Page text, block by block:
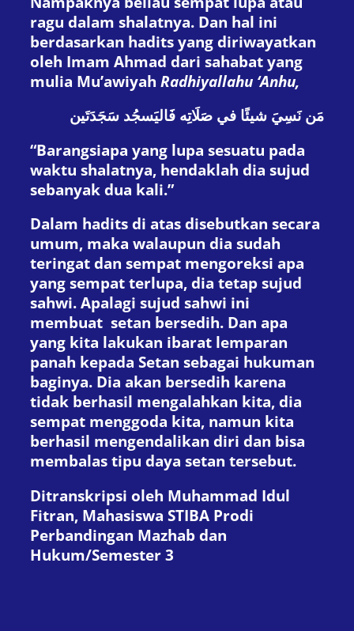
ragu dalam shalatnya. Dan hal ini
berdasarkan hadits yang diriwayatkan
oleh Imam Ahmad dari sahabat yang
mulia Mu’awiyah Radhiyallahu ‘Anhu,
مَن نَسِيَ شيئًا في صَلَاتِه فَاليَسجُد سَجَدَتَين
“Barangsiapa yang lupa sesuatu pada
waktu shalatnya, hendaklah dia sujud
sebanyak dua kali.”
Dalam hadits di atas disebutkan secara
umum, maka walaupun dia sudah
teringat dan sempat mengoreksi apa
yang sempat terlupa, dia tetap sujud
sahwi. Apalagi sujud sahwi ini
membuat setan bersedih. Dan apa
yang kita lakukan ibarat lemparan
panah kepada Setan sebagai hukuman
baginya. Dia akan bersedih karena
tidak berhasil mengalahkan kita, dia
sempat menggoda kita, namun kita
berhasil mengendalikan diri dan bisa
membalas tipu daya setan tersebut.
Ditranskripsi oleh Muhammad Idul
Fitran, Mahasiswa STIBA Prodi
Perbandingan Mazhab dan
Hukum/Semester 3